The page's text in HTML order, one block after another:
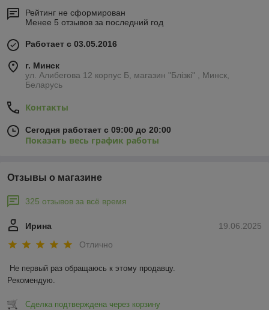
Рейтинг не сформирован
Менее 5 отзывов за последний год
Работает с 03.05.2016
г. Минск
ул. Алибегова 12 корпус Б, магазин "Блiзкi" , Минск,
Беларусь
Контакты
Сегодня работает с 09:00 до 20:00
Показать весь график работы
Отзывы о магазине
325 отзывов за всё время
19.06.2025
Ирина
Отлично
Не первый раз обращаюсь к этому продавцу.
Рекомендую.
Сделка подтверждена через корзину